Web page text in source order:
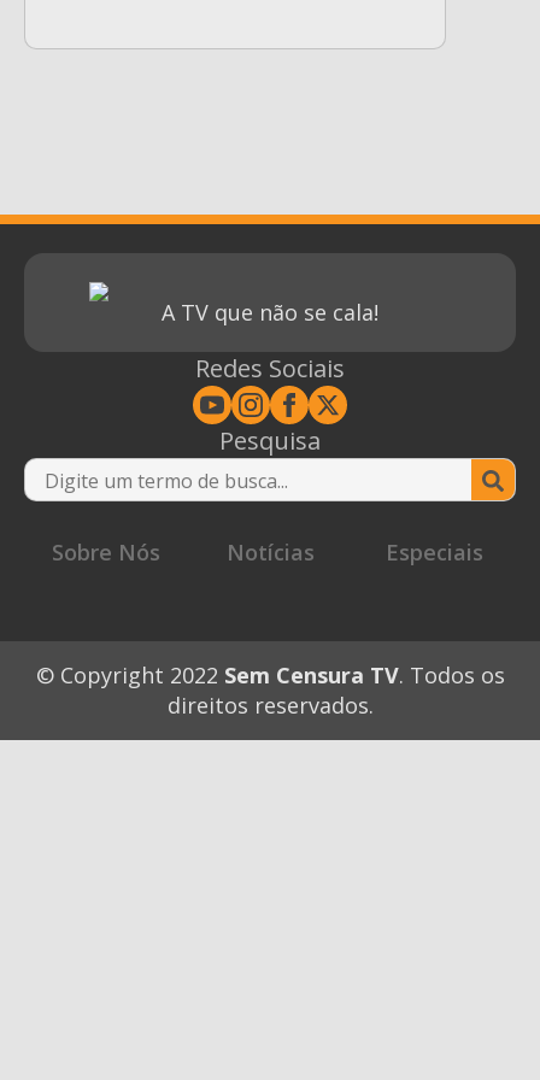
A TV que não se cala!
Redes Sociais
Pesquisa
Sobre Nós
Notícias Especiais
© Copyright 2022 Sem Censura TV. Todos os
direitos reservados.